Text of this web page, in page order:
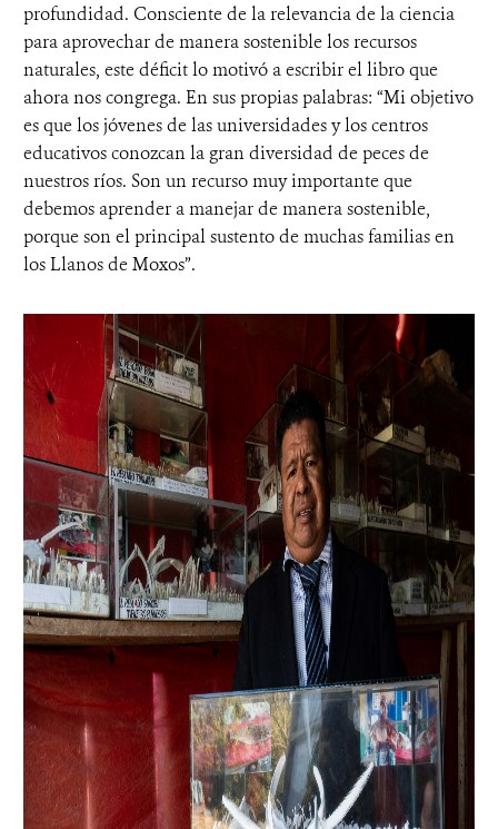
profundidad. Consciente de la relevancia de la ciencia
para aprovechar de manera sostenible los recursos
naturales, este déficit lo motivó a escribir el libro que
ahora nos congrega. En sus propias palabras: “Mi objetivo
es que los jóvenes de las universidades y los centros
educativos conozcan la gran diversidad de peces de
nuestros ríos. Son un recurso muy importante que
debemos aprender a manejar de manera sostenible,
porque son el principal sustento de muchas familias en
los Llanos de Moxos”.